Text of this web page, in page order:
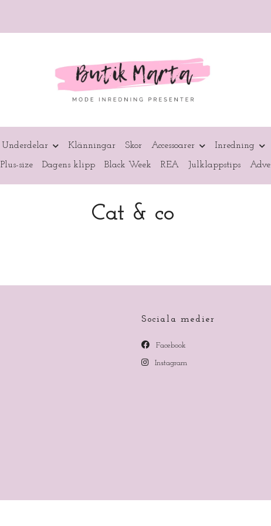
Underdelar Klänningar Skor Accessoarer Inredning
Plus-size Dagens klipp Black Week REA Julklappstips
Cat & co
Sociala medier
Facebook
Instagram